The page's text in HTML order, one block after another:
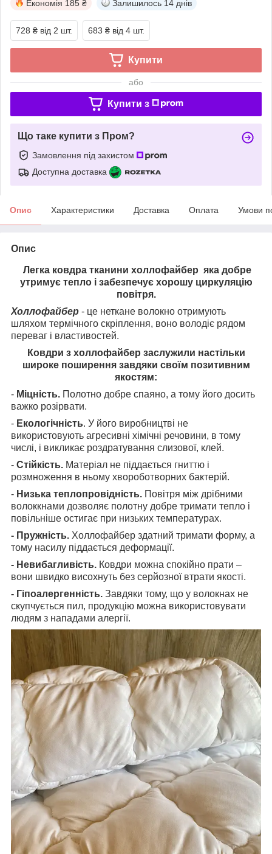
Економія 185 ₴ Залишилось 14 днів
728 ₴ від 2 шт. 683 ₴ від 4 шт.
Купити
або
Купити з
Що таке купити з Пром?
Замовлення під захистом
Доступна доставка
Опис Характеристики Доставка Оплата Умови
Опис
Легка ковдра тканини холлофайбер яка добре
утримує тепло і забезпечує хорошу циркуляцію
повітря.
Холлофайбер - це неткане волокно отримують
шляхом термічного скріплення, воно володіє рядом
переваг і властивостей.
Ковдри з холлофайбер заслужили настільки
широке поширення завдяки своїм позитивним
якостям:
- Міцність. Полотно добре спаяно, а тому його досить
важко розірвати.
- Екологічність. У його виробництві не
використовують агресивні хімічні речовини, в тому
числі, і викликає роздратування слизової, клей.
- Стійкість. Матеріал не піддається гниттю і
розмноження в ньому хвороботворних бактерій.
- Низька теплопровідність. Повітря між дрібними
волоккнами дозволяє полотну добре тримати тепло і
повільніше остигає при низьких температурах.
- Пружність. Холлофайбер здатний тримати форму, а
тому насилу піддається деформації.
- Невибагливість. Ковдри можна спокійно прати –
вони швидко висохнуть без серйозної втрати якості.
- Гіпоалергенність. Завдяки тому, що у волокнах не
скупчується пил, продукцію можна використовувати
людям з нападами алергії.